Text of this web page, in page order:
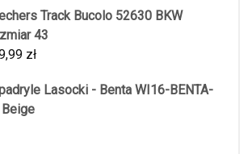
Track Bucolo 52630 BKW
43
zł
Lasocki - Benta WI16-BENTA-